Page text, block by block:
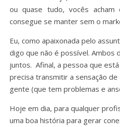
ou quase tudo, vocês acham
consegue se manter sem o
Eu, como apaixonada pelo
digo que não é possível. Ambos
juntos. Afinal, a pessoa que
precisa transmitir a sensação
gente (que tem problemas e
Hoje em dia, para qualquer
uma boa história para gerar